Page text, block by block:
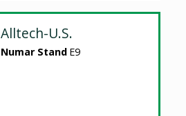
Alltech-U.S.
Numar Stand E9